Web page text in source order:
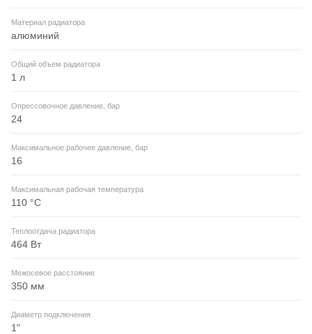
Материал радиатора
алюминий
Общий объем радиатора
1 л
Опрессовочное давление, бар
24
Максимальное рабочее давление, бар
16
Максимальная рабочая температура
110 °С
Теплоотдача радиатора
464 Вт
Межосевое расстояние
350 мм
Диаметр подключения
1"